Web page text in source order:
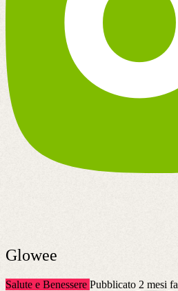
Glowee
Salute e Benessere Pubblicato 2 mesi fa